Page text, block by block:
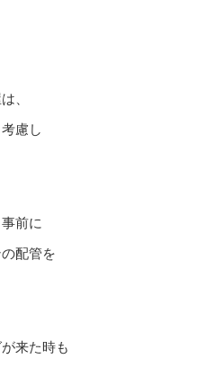
、
慮し
前に
配管を
来た時も